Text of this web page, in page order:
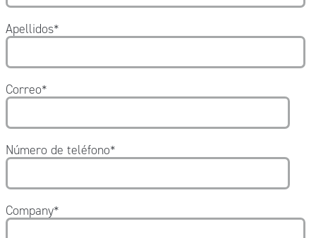
Apellidos*
Correo*
Número de teléfono*
Company*